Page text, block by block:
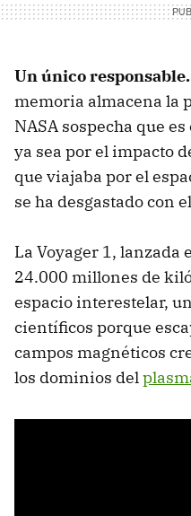
Un único responsable.
memoria almacena la
NASA sospecha que
ya sea por el impacto
que viajaba por el
se ha desgastado con
La Voyager 1, lanzada
24.000 millones de
espacio interestelar,
científicos porque
campos magnéticos
los dominios del